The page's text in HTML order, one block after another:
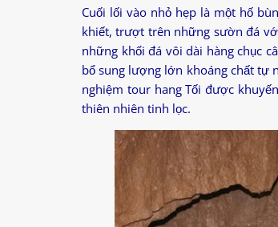
Cuối lối vào nhỏ hẹp là một hố
khiết, trượt trên những sườn đá
những khối đá vôi dài hàng chục
bổ sung lượng lớn khoáng chất tự
nghiệm tour hang Tối được
thiên nhiên tinh lọc.